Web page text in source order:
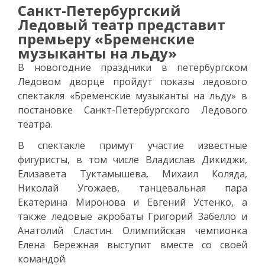
Санкт-Петербургский
Ледовый театр представит
премьеру «Бременские
музыканты на льду»
В новогодние праздники в петербургском
Ледовом дворце пройдут показы ледового
спектакля «Бременские музыканты на льду» в
постановке Санкт-Петербургского Ледового
театра.
В спектакле примут участие известные
фигуристы, в том числе Владислав Дикиджи,
Елизавета Туктамышева, Михаил Коляда,
Николай Угожаев, танцевальная пара
Екатерина Миронова и Евгений Устенко, а
также ледовые акробаты Григорий Забелло и
Анатолий Сластин. Олимпийская чемпионка
Елена Бережная выступит вместе со своей
командой.